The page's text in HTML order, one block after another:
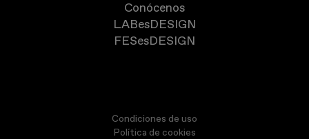
Conócenos
LABesDESIGN
FESesDESIGN
Condiciones de uso
Política de cookies